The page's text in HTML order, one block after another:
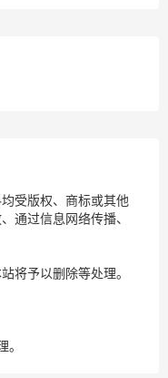
受版权、商标或其他
通过信息网络传播、
将予以删除等处理。